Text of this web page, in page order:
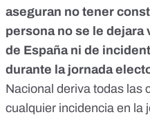
aseguran no tener
persona no se le dejara
de España ni de
durante la jornada
Nacional deriva todas las
cualquier incidencia en la